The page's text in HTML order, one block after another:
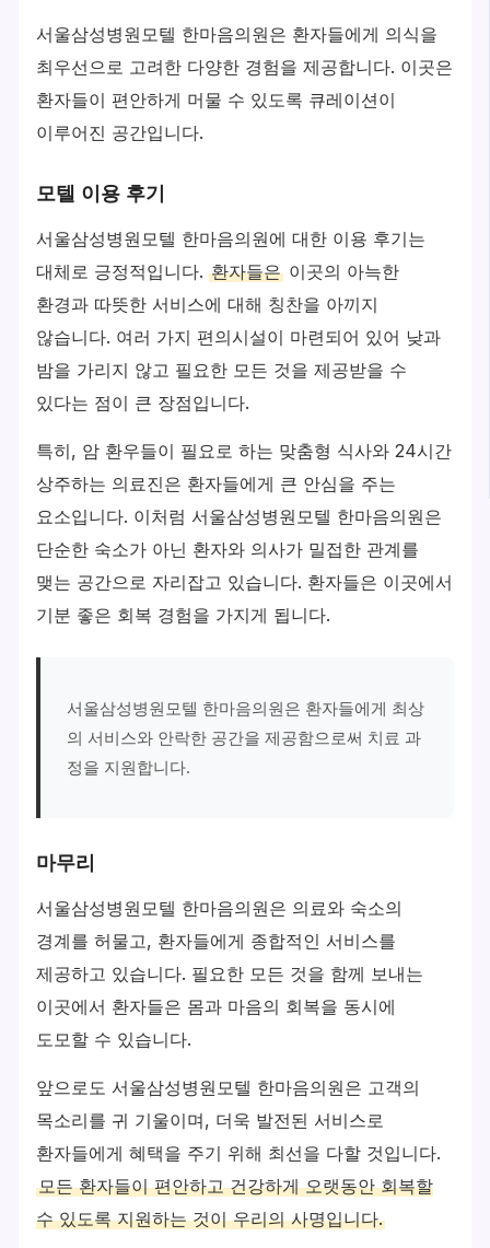
서울삼성병원모텔 한마음의원은 환자들에게 의식을
최우선으로 고려한 다양한 경험을 제공합니다. 이곳은
환자들이 편안하게 머물 수 있도록 큐레이션이
이루어진 공간입니다.
모텔 이용 후기
서울삼성병원모텔 한마음의원에 대한 이용 후기는
대체로 긍정적입니다.환자들은 이곳의 아늑한
환경과 따뜻한 서비스에 대해 칭찬을 아끼지
않습니다. 여러 가지 편의시설이 마련되어 있어 낮과
밤을 가리지 않고 필요한 모든 것을 제공받을 수
있다는 점이 큰 장점입니다.
특히, 암 환우들이 필요로 하는 맞춤형 식사와 24시간
상주하는 의료진은 환자들에게 큰 안심을 주는
요소입니다. 이처럼 서울삼성병원모텔 한마음의원은
단순한 숙소가 아닌 환자와 의사가 밀접한 관계를
맺는 공간으로 자리잡고 있습니다. 환자들은 이곳에서
기분 좋은 회복 경험을 가지게 됩니다.
서울삼성병원모텔 한마음의원은 환자들에게 최상
의 서비스와 안락한 공간을 제공함으로써 치료 과
정을 지원합니다.
마무리
서울삼성병원모텔 한마음의원은 의료와 숙소의
경계를 허물고, 환자들에게 종합적인 서비스를
제공하고 있습니다. 필요한 모든 것을 함께 보내는
이곳에서 환자들은 몸과 마음의 회복을 동시에
도모할 수 있습니다.
앞으로도 서울삼성병원모텔 한마음의원은 고객의
목소리를 귀 기울이며, 더욱 발전된 서비스로
환자들에게 혜택을 주기 위해 최선을 다할 것입니다.
모든 환자들이 편안하고 건강하게 오랫동안 회복할
수 있도록 지원하는 것이 우리의 사명입니다.